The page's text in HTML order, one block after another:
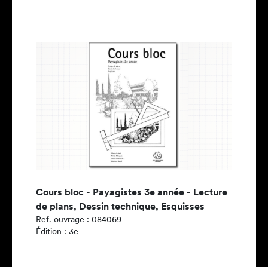
Cours bloc - Payagistes 3e année - Lecture
de plans, Dessin technique, Esquisses
Ref. ouvrage : 084069
Édition : 3e